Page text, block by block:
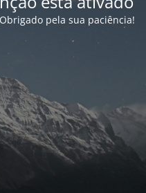
pela sua paciência!